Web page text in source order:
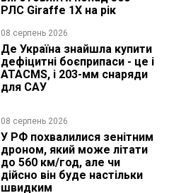
РЛС Giraffe 1X на рік
08 серпень 2026
Де Україна знайшла купити
дефіцитні боєприпаси - це і
ATACMS, і 203-мм снаряди
для САУ
08 серпень 2026
У РФ похвалилися зенітним
дроном, який може літати
до 560 км/год, але чи
дійсно він буде настільки
швидким